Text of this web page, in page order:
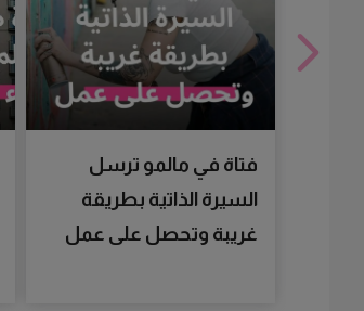
فتاة في مالمو ترسل
السيرة الذاتية بطريقة
غريبة وتحصل على عمل